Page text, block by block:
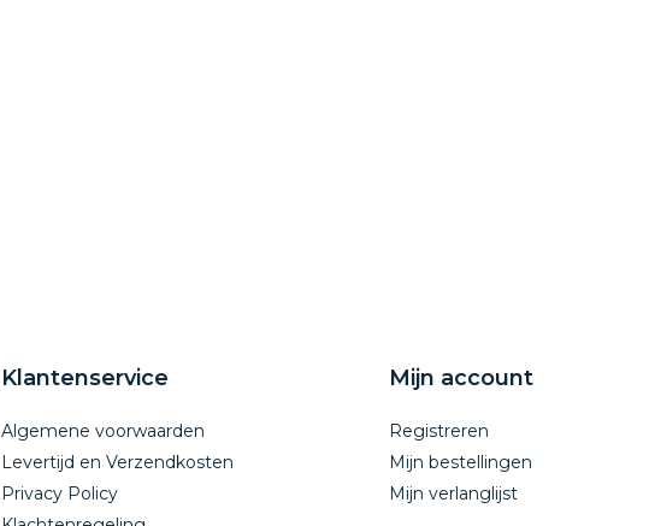
Klantenservice
Algemene voorwaarden
Levertijd en Verzendkosten
Privacy Policy
Mijn account
Registreren
Mijn bestellingen
Mijn verlanglijst